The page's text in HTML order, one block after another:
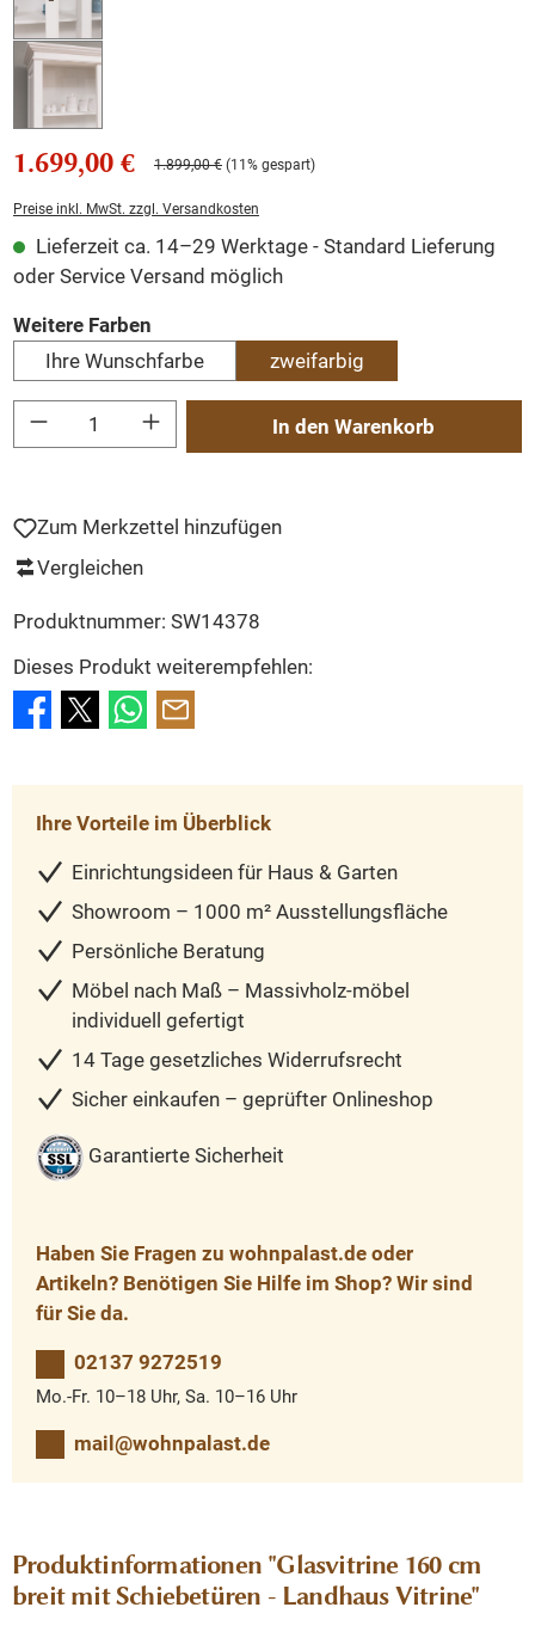
1.699,00 € 1.899,00 € (11% gespart)
Preise inkl. MwSt. zzgl. Versandkosten
Lieferzeit ca. 14–29 Werktage - Standard Lieferung
oder Service Versand möglich
Weitere Farben
Ihre Wunschfarbe
zweifarbig
Produkt Anzahl: Gib den gewünschten Wert ein oder benutze die Schaltflächen
In den Warenkorb
Zum Merkzettel hinzufügen
Vergleichen
Produktnummer: SW14378
Dieses Produkt weiterempfehlen:
Ihre Vorteile im Überblick
Einrichtungsideen für Haus & Garten
Showroom – 1000 m² Ausstellungsfläche
Persönliche Beratung
Möbel nach Maß – Massivholz-möbel
individuell gefertigt
14 Tage gesetzliches Widerrufsrecht
Sicher einkaufen – geprüfter Onlineshop
Garantierte Sicherheit
Haben Sie Fragen zu wohnpalast.de oder
Artikeln? Benötigen Sie Hilfe im Shop? Wir sind
für Sie da.
02137 9272519
Mo.-Fr. 10–18 Uhr, Sa. 10–16 Uhr
mail@wohnpalast.de
Produktinformationen "Glasvitrine 160 cm
breit mit Schiebetüren - Landhaus Vitrine"